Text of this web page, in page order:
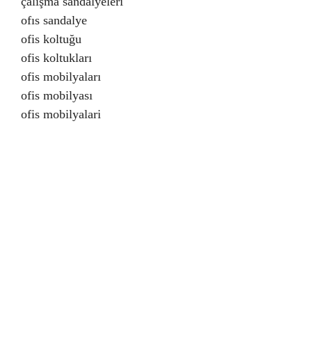
ofıs sandalye
ofis koltuğu
ofis koltukları
ofis mobilyaları
ofis mobilyası
ofis mobilyalari